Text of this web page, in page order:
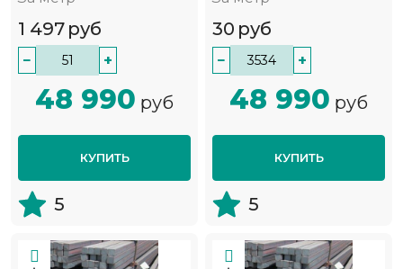
1 497 руб
− +
48 990 руб
КУПИТЬ
5
30 руб
− +
48 990 руб
КУПИТЬ
5